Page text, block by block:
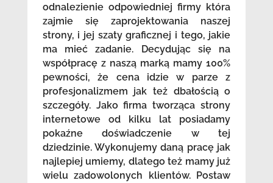
odnalezienie odpowiedniej firmy która
zajmie się zaprojektowania naszej
strony, i jej szaty graficznej i tego, jakie
ma mieć zadanie. Decydując się na
współpracę z naszą marką mamy 100%
pewności, że cena idzie w parze z
profesjonalizmem jak też dbałością o
szczegóły. Jako firma tworząca strony
internetowe od kilku lat posiadamy
pokaźne doświadczenie w tej
dziedzinie. Wykonujemy daną pracę jak
najlepiej umiemy, dlatego też mamy już
wielu zadowolonych klientów. Postaw